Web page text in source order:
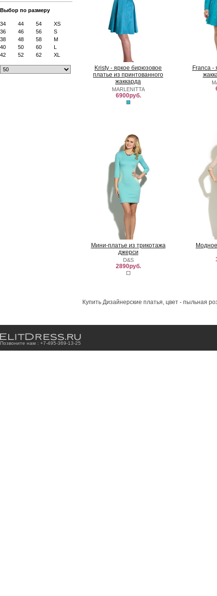
Выбор по размеру
34 44 54
XS
36
46 56
S
38
48 58
M
40
50 60
L
42
52 62 XL
Kristy - яркое бирюзовое
платье из принтованного
жаккарда
MARLENITTA
6900руб.
Franca -
Мини-платье из трикотажа
джерси
D&S
2890руб.
Купить Дизайнерские платья, цвет - пыльная
Позвоните нам : +7-495-369-13-25